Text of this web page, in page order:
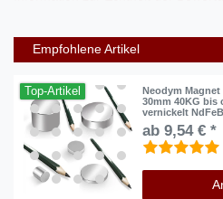
Empfohlene Artikel
Top-Artikel
Neodym
30mm 40KG bis
vernickelt NdFeB
ab 9,54 € *